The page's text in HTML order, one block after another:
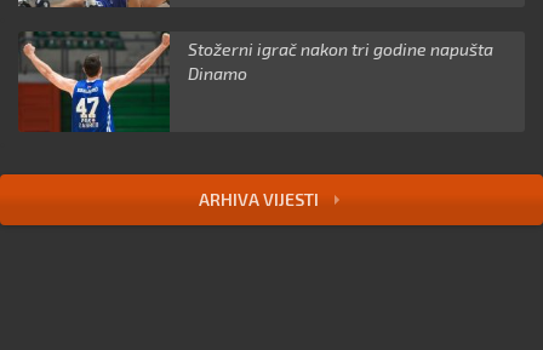
Stožerni igrač nakon tri godine napušta
Dinamo
ARHIVA VIJESTI